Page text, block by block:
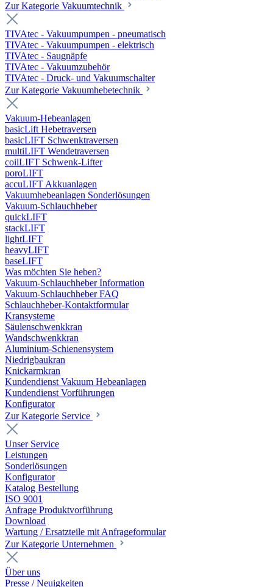
Zur Kategorie Vakuumtechnik
TIVAtec - Vakuumpumpen - pneumatisch
TIVAtec - Vakuumpumpen - elektrisch
TIVAtec - Saugnäpfe
TIVAtec - Vakuumzubehör
TIVAtec - Druck- und Vakuumschalter
Zur Kategorie Vakuumhebetechnik
Vakuum-Hebeanlagen
basicLift Hebetraversen
basicLIFT Schwenktraversen
multiLIFT Wendetraversen
coilLIFT Schwenk-Lifter
poroLIFT
accuLIFT Akkuanlagen
Vakuumhebeanlagen Sonderlösungen
Vakuum-Schlauchheber
quickLIFT
stackLIFT
lightLIFT
heavyLIFT
baseLIFT
Was möchten Sie heben?
Vakuum-Schlauchheber Information
Vakuum-Schlauchheber FAQ
Schlauchheber-Kontaktformular
Kransysteme
Säulenschwenkkran
Wandschwenkkran
Aluminium-Schienensystem
Niedrigbaukran
Knickarmkran
Kundendienst Vakuum Hebeanlagen
Kundendienst Vorführungen
Konfigurator
Zur Kategorie Service
Unser Service
Leistungen
Sonderlösungen
Konfigurator
Katalog Bestellung
ISO 9001
Anfrage Produktvorführung
Download
Wartung / Ersatzteile mit Anfrageformular
Zur Kategorie Unternehmen
Über uns
Presse / Neuigkeiten